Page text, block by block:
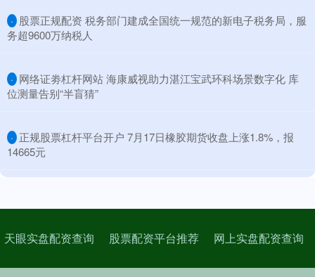
· ​股票正规配资 税务部门建成全国统一规范的新电子税务局，服
务超9600万纳税人
· ​网络证劵杠杆网站 海康威视助力湛江宝武环科场景数字化 库
位测量告别“半盲猜”
· ​正规股票杠杆平台开户 7月17日橡胶期货收盘上涨1.8%，报
14665元
天眼实盘配资查询 股票配资平台推荐 网上实盘配资查询